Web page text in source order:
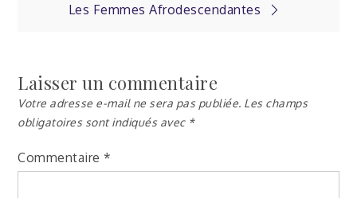
Les Femmes Afrodescendantes
Laisser un commentaire
Votre adresse e-mail ne sera pas publiée. Les champs
obligatoires sont indiqués avec *
Commentaire *